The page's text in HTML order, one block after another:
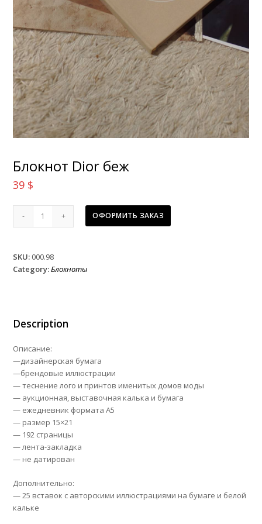
Блокнот Dior беж
39 $
Блокнот
ОФОРМИТЬ ЗАКАЗ
SKU: 000.98
Category:Блокноты
Description
Описание:
—дизайнерская бумага
—брендовые иллюстрации
— теснение лого и принтов именитых домов моды
— аукционная, выставочная калька и бумага
— ежедневник формата А5
— размер 15×21
— 192 страницы
— лента-закладка
— не датирован
Дополнительно:
— 25 вставок с авторскими иллюстрациями на бумаге и белой
кальке